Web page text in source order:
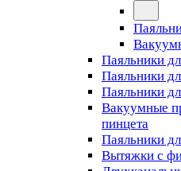
Паяльники
Паяльники
Паяльники
Вакуумные
пинцета
Паяльники
Вытяжки с